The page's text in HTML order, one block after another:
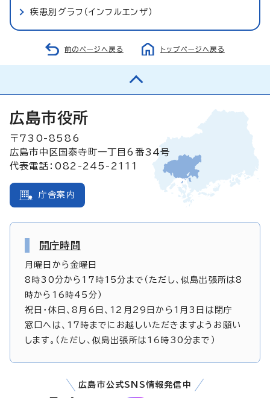
疾患別グラフ（インフルエンザ）
前のページへ戻る トップページへ戻る
広島市役所
〒730-8586
広島市中区国泰寺町一丁目6番34号
代表電話：082-245-2111
庁舎案内
開庁時間
月曜日から金曜日
8時30分から17時15分まで（ただし、似島出張所は8
時から16時45分）
祝日・休日、8月6日、12月29日から1月3日は閉庁
窓口へは、17時までにお越しいただきますようお願い
します。（ただし、似島出張所は16時30分まで）
広島市公式SNS情報発信中